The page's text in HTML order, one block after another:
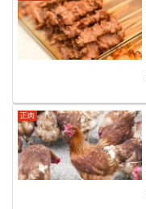
正肉